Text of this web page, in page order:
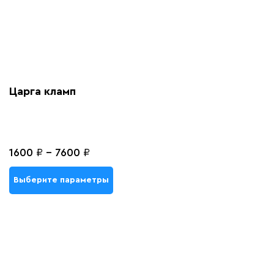
Царга кламп
1600 ₽ - 7600 ₽
Выберите параметры